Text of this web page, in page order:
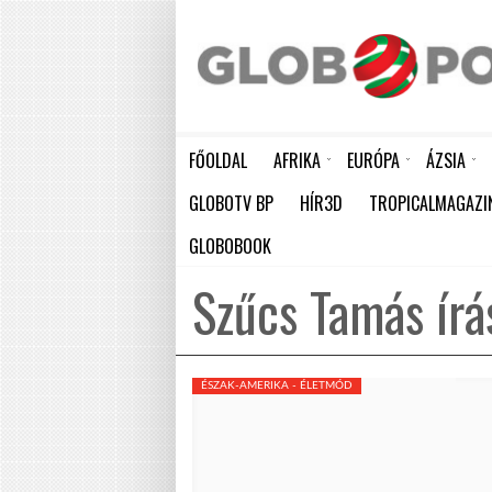
FŐOLDAL AFRIKA EURÓPA ÁZSIA
GLOBOTV BP HÍR3D
GLOBOBOOK
Szűcs Tamás
ÉSZAK-AMERIKA - ÉLETMÓD